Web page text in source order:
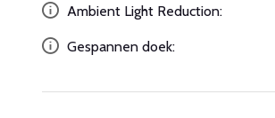
Ambient Light Reduction:
Gespannen doek: